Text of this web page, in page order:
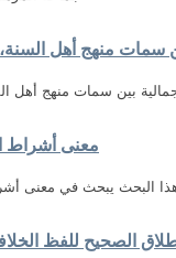
سمات منهج أهل
بين سمات منهج أهل
معنى أشراط
البحث يبحث في معنى
الصحيح للفظ